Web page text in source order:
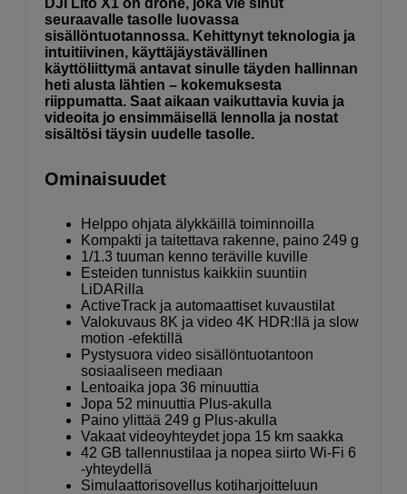
seuraavalle tasolle luovassa
sisällöntuotannossa. Kehittynyt teknologia ja
intuitiivinen, käyttäjäystävällinen
käyttöliittymä antavat sinulle täyden hallinnan
heti alusta lähtien – kokemuksesta
riippumatta. Saat aikaan vaikuttavia kuvia ja
videoita jo ensimmäisellä lennolla ja nostat
sisältösi täysin uudelle tasolle.
Ominaisuudet
Helppo ohjata älykkäillä toiminnoilla
Kompakti ja taitettava rakenne, paino 249 g
1/1.3 tuuman kenno teräville kuville
Esteiden tunnistus kaikkiin suuntiin
LiDARilla
ActiveTrack ja automaattiset kuvaustilat
Valokuvaus 8K ja video 4K HDR:llä ja slow
motion -efektillä
Pystysuora video sisällöntuotantoon
sosiaaliseen mediaan
Lentoaika jopa 36 minuuttia
Jopa 52 minuuttia Plus-akulla
Paino ylittää 249 g Plus-akulla
Vakaat videoyhteydet jopa 15 km saakka
42 GB tallennustilaa ja nopea siirto Wi-Fi 6
-yhteydellä
Simulaattorisovellus kotiharjoitteluun